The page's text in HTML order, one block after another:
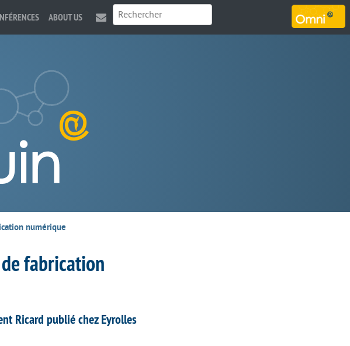
ABOUT US
numérique
fabrication
Ricard publié chez Eyrolles